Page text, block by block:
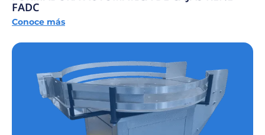
FADC
Conoce más